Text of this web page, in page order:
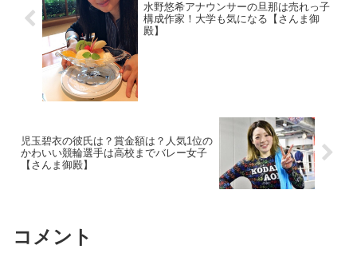
水野悠希アナウンサーの旦那は売れっ子
構成作家！大学も気になる【さんま御
殿】
児玉碧衣の彼氏は？賞金額は？人気1位の
かわいい競輪選手は高校までバレー女子
【さんま御殿】
コメント